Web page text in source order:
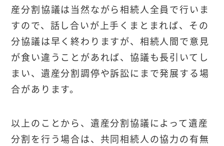
産分割協議は当然ながら相続人全員で行いま
すので、話し合いが上手くまとまれば、その
分協議は早く終わりますが、相続人間で意見
が食い違うことがあれば、協議も長引いてし
まい、遺産分割調停や訴訟にまで発展する場
合があります。
以上のことから、遺産分割協議によって遺産
分割を行う場合は、共同相続人の協力の有無